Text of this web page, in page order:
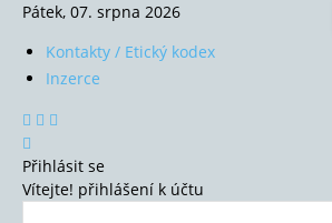
Pátek, 07. srpna 2026
Kontakty / Etický kodex
Inzerce
Přihlásit se
Vítejte! přihlášení k účtu